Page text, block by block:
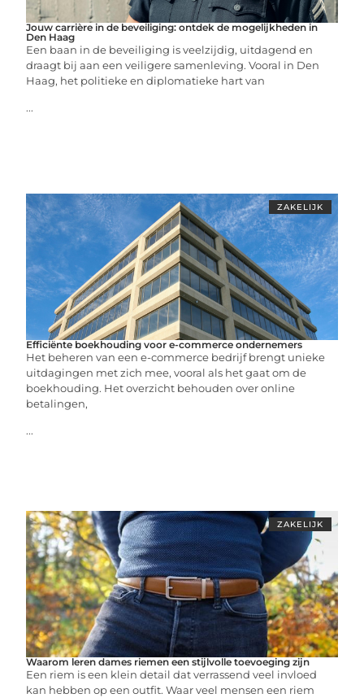
Jouw carrière in de beveiliging: ontdek de mogelijkheden in
Den Haag
Een baan in de beveiliging is veelzijdig, uitdagend en
draagt bij aan een veiligere samenleving. Vooral in Den
Haag, het politieke en diplomatieke hart van
...
ZAKELIJK
Efficiënte boekhouding voor e-commerce ondernemers
Het beheren van een e-commerce bedrijf brengt unieke
uitdagingen met zich mee, vooral als het gaat om de
boekhouding. Het overzicht behouden over online
betalingen,
...
ZAKELIJK
Waarom leren dames riemen een stijlvolle toevoeging zijn
Een riem is een klein detail dat verrassend veel invloed
kan hebben op een outfit. Waar veel mensen een riem